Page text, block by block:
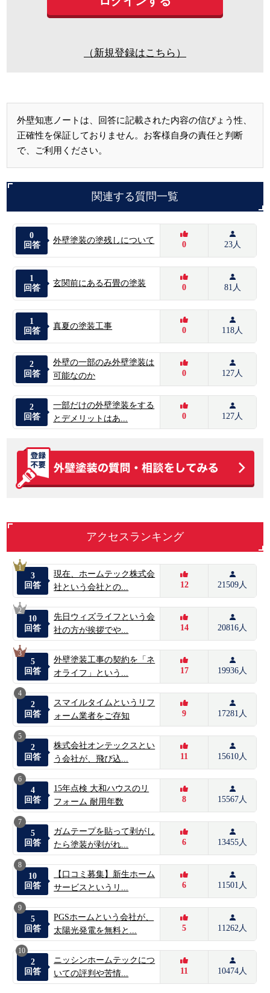
（新規登録はこちら）
外壁知恵ノートは、回答に記載された内容の信ぴょう性、
正確性を保証しておりません。お客様自身の責任と判断
で、ご利用ください。
関連する質問一覧
0
回答
外壁塗装の塗残しについて 0 23人
1
回答
玄関前にある石畳の塗装 0 81人
1
回答
真夏の塗装工事 0 118人
2
回答
外壁の一部のみ外壁塗装は
可能なのか
0 127人
2
回答
一部だけの外壁塗装をする
とデメリットはあ...
0 127人
アクセスランキング
1
3
回答
現在、ホームテック株式会
社という会社との...
12 21509人
2
10
回答
先日ウィズライフという会
社の方が挨拶でや...
14 20816人
3
5
回答
外壁塗装工事の契約を「ネ
オライフ」という...
17 19936人
4
2
回答
スマイルタイムというリフ
ォーム業者をご存知
9 17281人
5
2
回答
株式会社オンテックスとい
う会社が、飛び込...
11 15610人
6
4
回答
15年点検 大和ハウスのリ
フォーム 耐用年数
8 15567人
7
5
回答
ガムテープを貼って剥がし
たら塗装が剥がれ...
6 13455人
8
10
回答
【口コミ募集】新生ホーム
サービスというリ...
6 11501人
9
5
回答
PGSホームという会社が、
太陽光発電を無料と...
5 11262人
10
2
回答
ニッシンホームテックにつ
いての評判や苦情...
11 10474人